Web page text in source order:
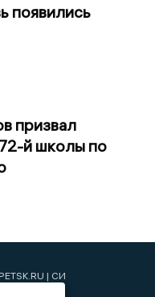
появились
призвал
й школы по
| СИ